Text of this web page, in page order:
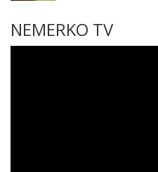
NEMERKO TV